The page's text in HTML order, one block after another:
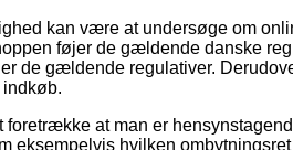
kan være at undersøge om
føjer de gældende danske
de gældende regulativer.
indkøb.
foretrække at man er
eksempelvis hvilken